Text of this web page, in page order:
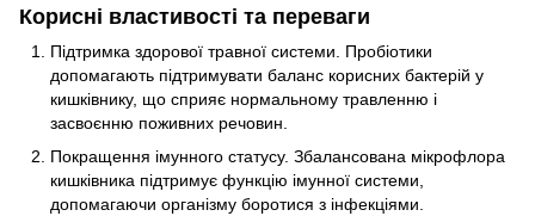
Корисні властивості та переваги
Підтримка здорової травної системи. Пробіотики
допомагають підтримувати баланс корисних бактерій у
кишківнику, що сприяє нормальному травленню і
засвоєнню поживних речовин.
Покращення імунного статусу. Збалансована мікрофлора
кишківника підтримує функцію імунної системи,
допомагаючи організму боротися з інфекціями.